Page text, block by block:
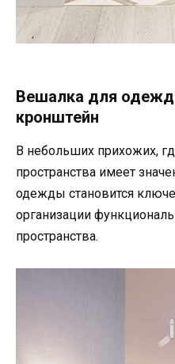
Вешалка для
кронштейн
В небольших прихожих,
пространства имеет
одежды становится
организации
пространства.